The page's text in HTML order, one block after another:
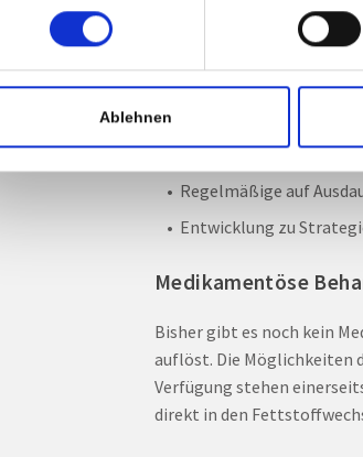
Ablehnen
insbesondere LDL-
Fettarme Ernährung
Gewichtsreduktion
Regelmäßige auf
Entwicklung zu
Medikamentöse
Bisher gibt es noch kein
auflöst. Die Möglichkeiten
Verfügung stehen
direkt in den